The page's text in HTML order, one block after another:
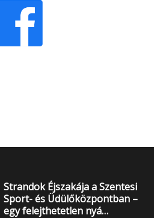
Strandok Éjszakája a Szentesi
Sport- és Üdülőközpontban –
egy felejthetetlen nyá…